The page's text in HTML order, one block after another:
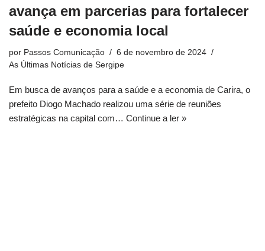
avança em parcerias para fortalecer
saúde e economia local
por Passos Comunicação
6 de novembro de 2024
As Últimas Notícias de Sergipe
Em busca de avanços para a saúde e a economia de Carira, o
prefeito Diogo Machado realizou uma série de reuniões
estratégicas na capital com… Continue a ler »